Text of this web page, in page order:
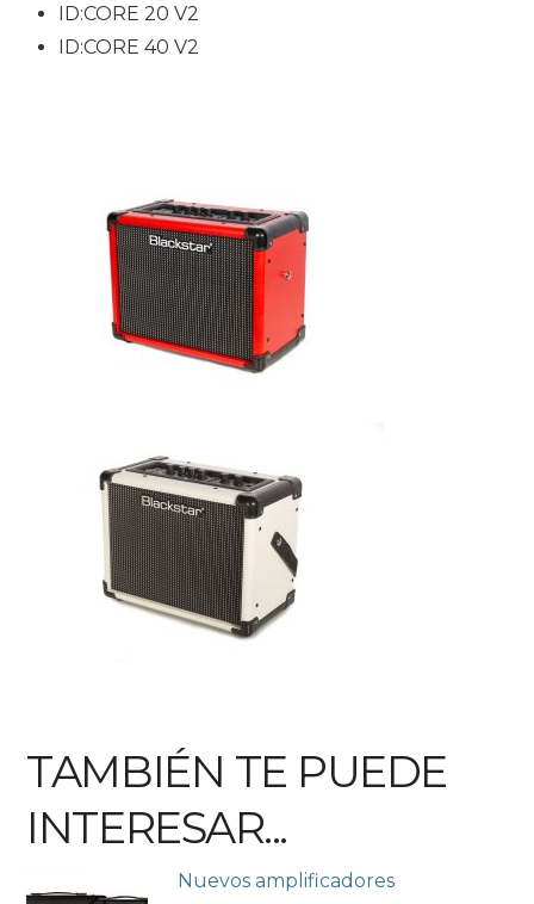
ID:CORE 20 V2
ID:CORE 40 V2
TAMBIÉN TE PUEDE
INTERESAR...
Nuevos amplificadores